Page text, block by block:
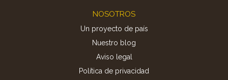
NOSOTROS
Un proyecto de país
Nuestro blog
Aviso legal
Política de privacidad